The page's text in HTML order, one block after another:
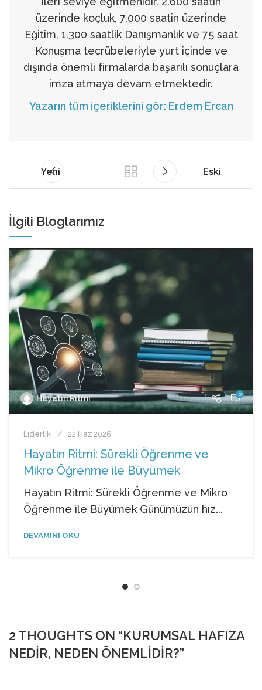
üzerinde koçluk, 7.000 saatin üzerinde
Eğitim, 1.300 saatlik Danışmanlık ve 75 saat
Konuşma tecrübeleriyle yurt içinde ve
dışında önemli firmalarda başarılı sonuçlara
imza atmaya devam etmektedir.
Yazarın tüm içeriklerini gör: Erdem Ercan
Yeni Eski
İlgili Bloglarımız
Hayatın Ritmi 0
Liderlik 22 Haz 2026
Hayatın Ritmi: Sürekli Öğrenme ve
Mikro Öğrenme ile Büyümek
Hayatın Ritmi: Sürekli Öğrenme ve Mikro
Öğrenme ile Büyümek Günümüzün hız...
DEVAMINI OKU
2 THOUGHTS ON “KURUMSAL HAFIZA
NEDIR, NEDEN ÖNEMLIDIR?”